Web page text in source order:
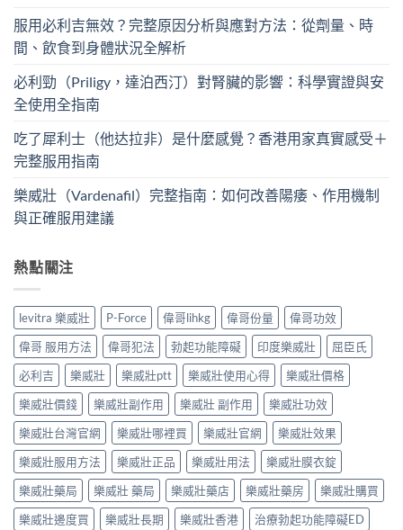
服用必利吉無效？完整原因分析與應對方法：從劑量、時
間、飲食到身體狀況全解析
必利勁（Priligy，達泊西汀）對腎臟的影響：科學實證與安
全使用全指南
吃了犀利士（他达拉非）是什麼感覺？香港用家真實感受＋
完整服用指南
樂威壯（Vardenafil）完整指南：如何改善陽痿、作用機制
與正確服用建議
熱點關注
levitra 樂威壯 P-Force 偉哥lihkg 偉哥份量
偉哥功效
偉哥 服用方法
偉哥犯法 勃起功能障礙 印度樂威壯
屈臣氏
必利吉
樂威壯 樂威壯ptt 樂威壯使用心得
樂威壯價格
樂威壯價錢
樂威壯副作用 樂威壯 副作用
樂威壯功效
樂威壯台灣官網
樂威壯哪裡買 樂威壯官網
樂威壯效果
樂威壯服用方法
樂威壯正品 樂威壯用法
樂威壯膜衣錠
樂威壯藥局
樂威壯 藥局 樂威壯藥店 樂威壯藥房
樂威壯購買
樂威壯邊度買
樂威壯長期 樂威壯香港 治療勃起功能障礙ED